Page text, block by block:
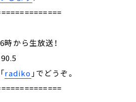
から生放送！
radiko 」でどうぞ。